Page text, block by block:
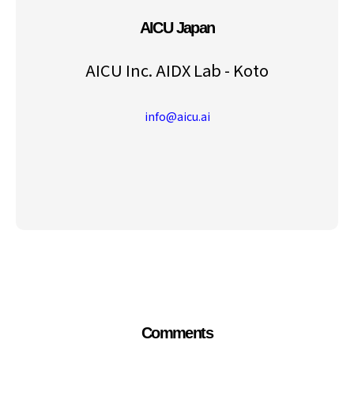
AICU Japan
AICU Inc. AIDX Lab - Koto
info@aicu.ai
Comments